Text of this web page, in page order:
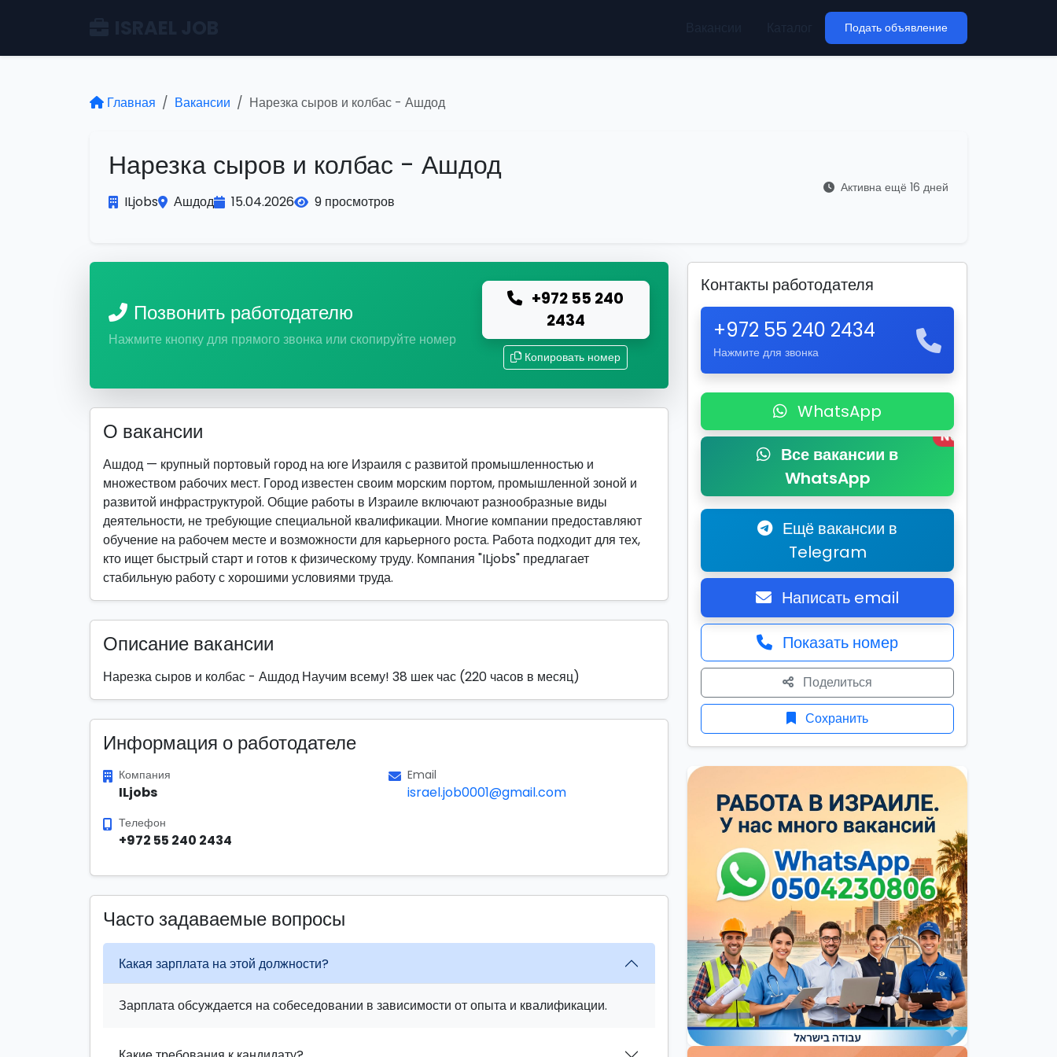
Подать объявление
Главная Вакансии Нарезка сыров и колбас - Ашдод
Нарезка сыров и колбас - Ашдод
ILjobs Ашдод 15.04.2026 9 просмотров
Активна ещё 16 дней
Позвонить работодателю
Нажмите кнопку для прямого звонка или скопируйте номер
+972 55 240
2434
Копировать номер
О вакансии
Ашдод — крупный портовый город на юге Израиля с развитой промышленностью и
множеством рабочих мест. Город известен своим морским портом, промышленной зоной и
развитой инфраструктурой. Общие работы в Израиле включают разнообразные виды
деятельности, не требующие специальной квалификации. Многие компании предоставляют
обучение на рабочем месте и возможности для карьерного роста. Работа подходит для тех,
кто ищет быстрый старт и готов к физическому труду. Компания "ILjobs" предлагает
стабильную работу с хорошими условиями труда.
Описание вакансии
Нарезка сыров и колбас - Ашдод Научим всему! 38 шек час (220 часов в месяц)
Информация о работодателе
Компания
ILjobs
Email
israel.job0001@gmail.com
Телефон
+972 55 240 2434
Часто задаваемые вопросы
Какая зарплата на этой должности?
Зарплата обсуждается на собеседовании в зависимости от опыта и квалификации.
Контакты работодателя
+972 55 240 2434
Нажмите для звонка
WhatsApp
Все вакансии в
WhatsApp
New
Ещё вакансии в
Telegram
Написать email
Показать номер
Поделиться
Сохранить